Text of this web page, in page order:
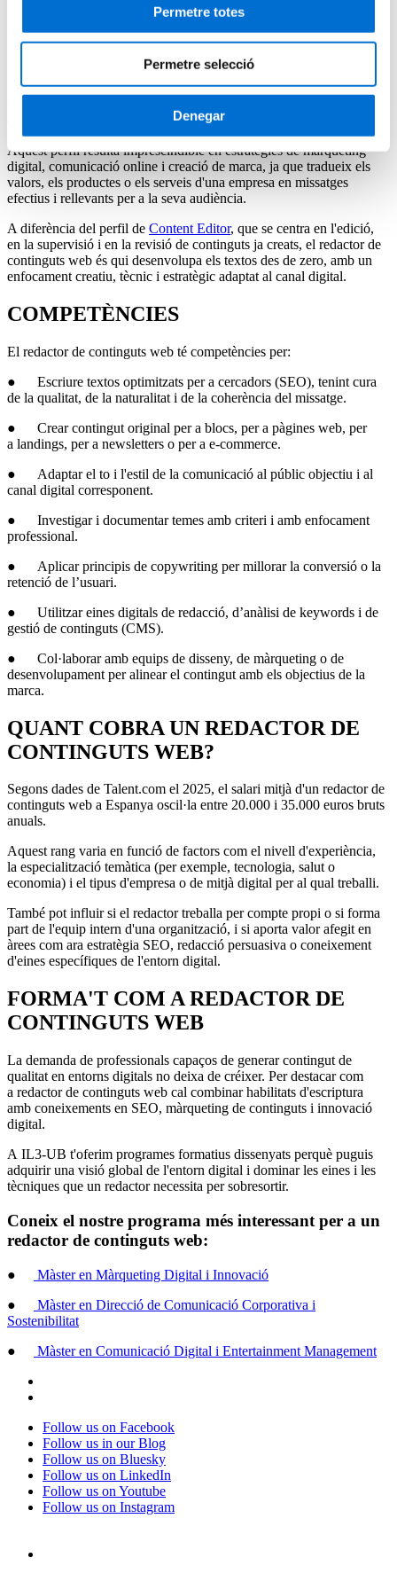
Permetre totes
Permetre selecció
Denegar
Descobreix com et pots formar com a redactor de continguts web
El redactor de continguts web és un professional especialitzat en
crear textos digitals que informen, inspiren o converteixen, segons
els objectius de cada pàgina. La seva tasca està centrada en produir
de posicionament SEO i adaptant-se al to de la marca.
Aquest perfil resulta imprescindible en estratègies de màrqueting
digital, comunicació online i creació de marca, ja que tradueix els
valors, els productes o els serveis d'una empresa en missatges
efectius i rellevants per a la seva audiència.
A diferència del perfil de Content Editor, que se centra en l'edició,
en la supervisió i en la revisió de continguts ja creats, el redactor de
continguts web és qui desenvolupa els textos des de zero, amb un
enfocament creatiu, tècnic i estratègic adaptat al canal digital.
COMPETÈNCIES
El redactor de continguts web té competències per:
● Escriure textos optimitzats per a cercadors (SEO), tenint cura
de la qualitat, de la naturalitat i de la coherència del missatge.
● Crear contingut original per a blocs, per a pàgines web, per
a landings, per a newsletters o per a e-commerce.
● Adaptar el to i l'estil de la comunicació al públic objectiu i al
canal digital corresponent.
● Investigar i documentar temes amb criteri i amb enfocament
professional.
● Aplicar principis de copywriting per millorar la conversió o la
retenció de l’usuari.
● Utilitzar eines digitals de redacció, d’anàlisi de keywords i de
gestió de continguts (CMS).
● Col·laborar amb equips de disseny, de màrqueting o de
desenvolupament per alinear el contingut amb els objectius de la
marca.
QUANT COBRA UN REDACTOR DE
CONTINGUTS WEB?
Segons dades de Talent.com el 2025, el salari mitjà d'un redactor de
continguts web a Espanya oscil·la entre 20.000 i 35.000 euros bruts
anuals.
Aquest rang varia en funció de factors com el nivell d'experiència,
la especialització temàtica (per exemple, tecnologia, salut o
economia) i el tipus d'empresa o de mitjà digital per al qual treballi.
També pot influir si el redactor treballa per compte propi o si forma
part de l'equip intern d'una organització, i si aporta valor afegit en
àrees com ara estratègia SEO, redacció persuasiva o coneixement
d'eines específiques de l'entorn digital.
FORMA'T COM A REDACTOR DE
CONTINGUTS WEB
La demanda de professionals capaços de generar contingut de
qualitat en entorns digitals no deixa de créixer. Per destacar com
a redactor de continguts web cal combinar habilitats d'escriptura
amb coneixements en SEO, màrqueting de continguts i innovació
digital.
A IL3-UB t'oferim programes formatius dissenyats perquè puguis
adquirir una visió global de l'entorn digital i dominar les eines i les
tècniques que un redactor necessita per sobresortir.
Coneix el nostre programa més interessant per a un
redactor de continguts web:
●
Màster en Màrqueting Digital i Innovació
●
Màster en Direcció de Comunicació Corporativa i
Sostenibilitat
●
Màster en Comunicació Digital i Entertainment Management
Follow us on Facebook
Follow us in our Blog
Follow us on Bluesky
Follow us on LinkedIn
Follow us on Youtube
Follow us on Instagram